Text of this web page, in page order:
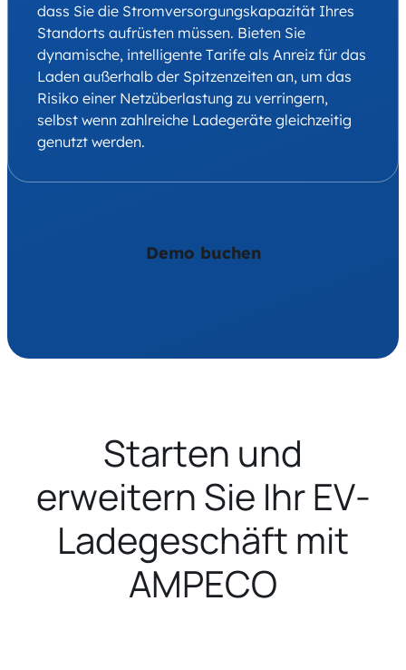
dass Sie die Stromversorgungskapazität Ihres
Standorts aufrüsten müssen. Bieten Sie
dynamische, intelligente Tarife als Anreiz für das
Laden außerhalb der Spitzenzeiten an, um das
Risiko einer Netzüberlastung zu verringern,
selbst wenn zahlreiche Ladegeräte gleichzeitig
genutzt werden.
Demo buchen
Starten und
erweitern Sie Ihr EV-
Ladegeschäft mit
AMPECO